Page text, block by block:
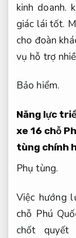
kinh doanh.
giác lái tốt.
cho đoàn
vụ hỗ trợ
Bảo hiểm.
Năng lực
xe 16 chỗ
tùng chính
Phụ tùng.
Việc hướng
chỗ Phú
chốt quyết